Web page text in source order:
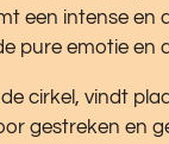
een intense
pure emotie en
cirkel, vindt
gestreken en